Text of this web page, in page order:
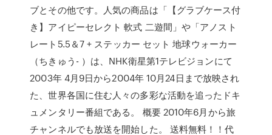
ブとその他です。人気の商品は「【グラブケース付
き】アイピーセレクト 軟式 二遊間」や「アノスト
レート5.5＆7 + ステッカー セット 地球ウォーカー
（ちきゅう- ）は、NHK衛星第1テレビジョンにて
2003年 4月9日から2004年 10月24日まで放映され
た、世界各国に住む人々の多彩な活動を追ったドキ
ュメンタリー番組である。 概要 2010年6月から旅
チャンネルでも放送を開始した。 送料無料！！代